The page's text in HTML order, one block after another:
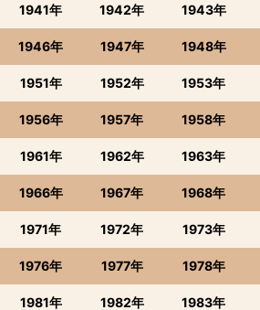
1941年 1942年 1943年
1946年 1947年 1948年
1951年 1952年 1953年
1956年 1957年 1958年
1961年 1962年 1963年
1966年 1967年 1968年
1971年 1972年 1973年
1976年 1977年 1978年
1981年 1982年 1983年